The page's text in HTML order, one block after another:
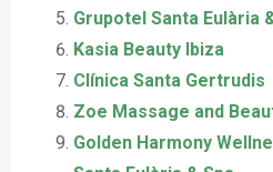
Grupotel Santa Eulària
Kasia Beauty Ibiza
Clínica Santa Gertrudis
Zoe Massage and
Golden Harmony